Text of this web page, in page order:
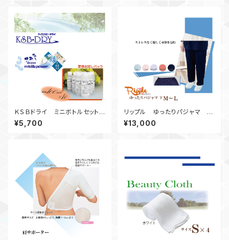
ＫＳＢドライ ミニボトルセット
（１００ｍｌボトル×１０本）
¥5,700
リップル ゆったりパジャマ
下 Ｍ～Ｌ
¥13,000